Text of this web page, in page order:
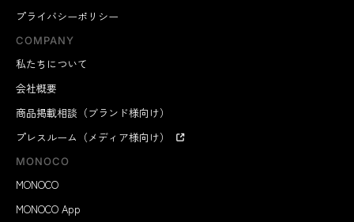
プライバシーポリシー
COMPANY
私たちについて
会社概要
商品掲載相談（ブランド様向け）
プレスルーム（メディア様向け）
MONOCO
MONOCO
MONOCO App